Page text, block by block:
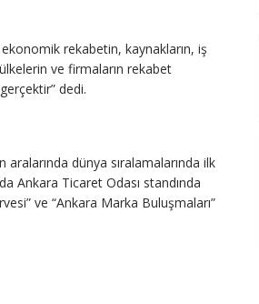
rekabetin, kaynakların, iş
ve firmaların rekabet
dedi.
dünya sıralamalarında ilk
Ankara Ticaret Odası standında
ve “Ankara Marka Buluşmaları”